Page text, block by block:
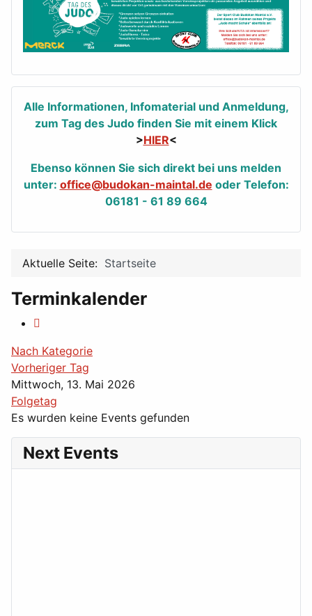
Alle Informationen, Infomaterial und Anmeldung,
zum Tag des Judo finden Sie mit einem Klick
>HIER<
Ebenso können Sie sich direkt bei uns melden
unter: office@budokan-maintal.de oder Telefon:
06181 - 61 89 664
Aktuelle Seite: Startseite
Terminkalender
Nach Kategorie
Vorheriger Tag
Mittwoch, 13. Mai 2026
Folgetag
Es wurden keine Events gefunden
Next Events